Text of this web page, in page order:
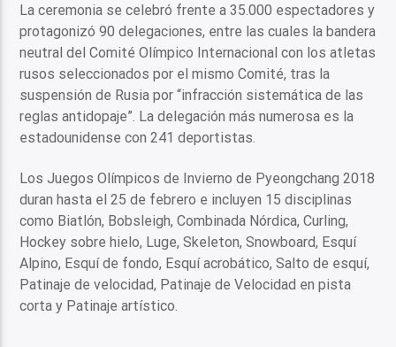
La ceremonia se celebró frente a 35.000 espectadores y
protagonizó 90 delegaciones, entre las cuales la bandera
neutral del Comité Olímpico Internacional con los atletas
rusos seleccionados por el mismo Comité, tras la
suspensión de Rusia por “infracción sistemática de las
reglas antidopaje”. La delegación más numerosa es la
estadounidense con 241 deportistas.
Los Juegos Olímpicos de Invierno de Pyeongchang 2018
duran hasta el 25 de febrero e incluyen 15 disciplinas
como Biatlón, Bobsleigh, Combinada Nórdica, Curling,
Hockey sobre hielo, Luge, Skeleton, Snowboard, Esquí
Alpino, Esquí de fondo, Esquí acrobático, Salto de esquí,
Patinaje de velocidad, Patinaje de Velocidad en pista
corta y Patinaje artístico.